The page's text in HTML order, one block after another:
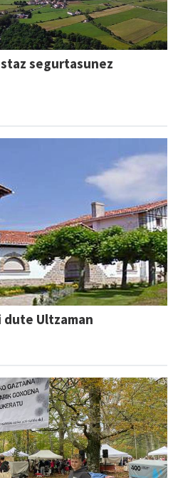
segurtasunez
Ultzaman